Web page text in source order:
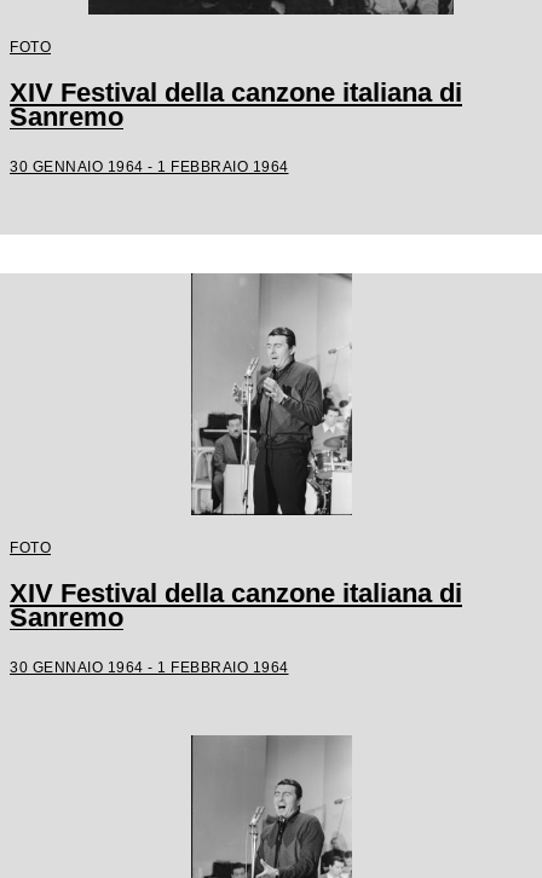
FOTO
XIV Festival della canzone italiana di
Sanremo
30 GENNAIO 1964 - 1 FEBBRAIO 1964
FOTO
XIV Festival della canzone italiana di
Sanremo
30 GENNAIO 1964 - 1 FEBBRAIO 1964